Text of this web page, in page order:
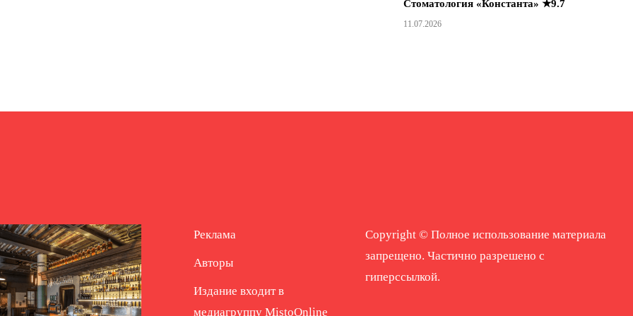
Стоматология «Константа» ★9.7
11.07.2026
Реклама
Авторы
Издание входит в
медиагруппу MistoOnline
Copyright © Полное использование материала
запрещено. Частично разрешено с
гиперссылкой.